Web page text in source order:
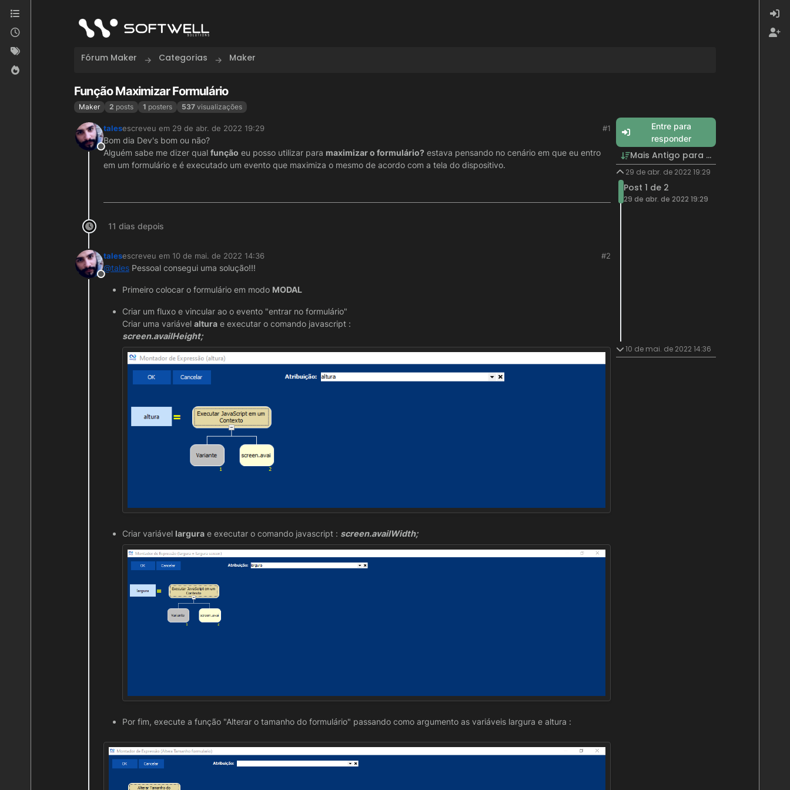
Skip to content
Fórum Maker Categorias Maker
Função Maximizar Formulário
Maker 2 posts 1 posters 537 visualizações
Offline
talesescreveu em 29 de abr. de 2022 19:29
última edição por
#1
Bom dia Dev's bom ou não?
Alguém sabe me dizer qual função eu posso utilizar para maximizar o formulário? estava pensando no cenário em que eu entro
em um formulário e é executado um evento que maximiza o mesmo de acordo com a tela do dispositivo.
11 dias depois
Offline
talesescreveu em 10 de mai. de 2022 14:36
última edição por
#2
@tales Pessoal consegui uma solução!!!
Primeiro colocar o formulário em modo MODAL
Criar um fluxo e vincular ao o evento "entrar no formulário"
Criar uma variável altura e executar o comando javascript :
screen.availHeight;
Criar variável largura e executar o comando javascript : screen.availWidth;
Por fim, execute a função "Alterar o tamanho do formulário" passando como argumento as variáveis largura e altura :
Entre para
responder
Mais Antigo para Mais Recente
29 de abr. de 2022 19:29
Post 1 de 2
29 de abr. de 2022 19:29
10 de mai. de 2022 14:36